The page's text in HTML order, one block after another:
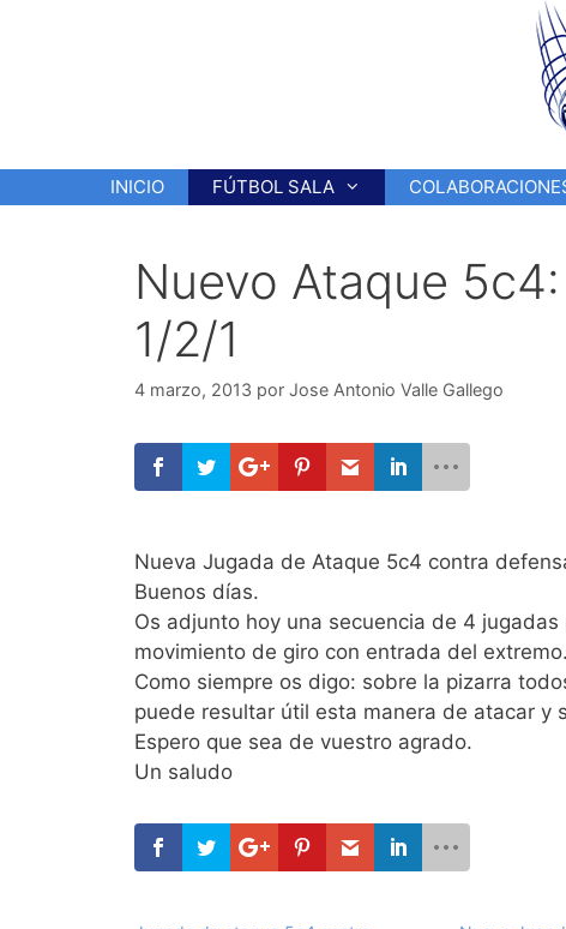
INICIO FÚTBOL SALA
Nuevo Ataque
1/2/1
4 marzo, 2013 por Jose Antonio Valle Gallego
Nueva Jugada de Ataque 5c4 contra
Buenos días.
Os adjunto hoy una secuencia de 4
movimiento de giro con entrada del extremo.
Como siempre os digo: sobre la pizarra
puede resultar útil esta manera de atacar y
Espero que sea de vuestro agrado.
Un saludo